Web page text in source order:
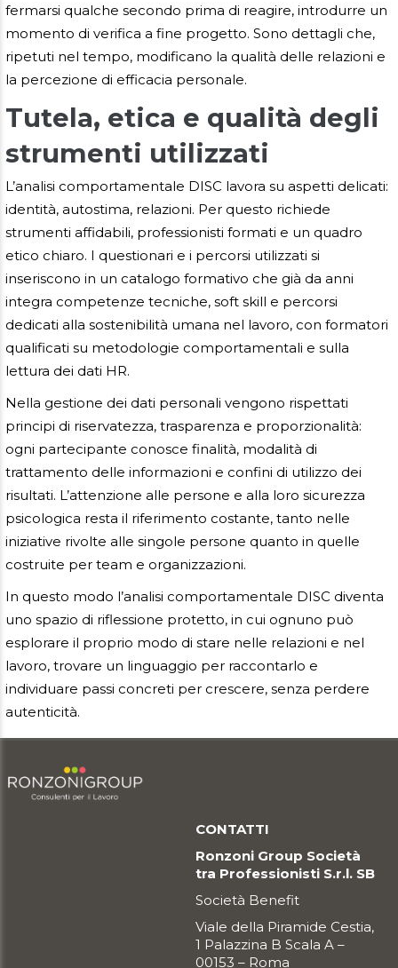
fermarsi qualche secondo prima di reagire, introdurre un
momento di verifica a fine progetto. Sono dettagli che,
ripetuti nel tempo, modificano la qualità delle relazioni e
la percezione di efficacia personale.
Tutela, etica e qualità degli
strumenti utilizzati
L’analisi comportamentale DISC lavora su aspetti delicati:
identità, autostima, relazioni. Per questo richiede
strumenti affidabili, professionisti formati e un quadro
etico chiaro. I questionari e i percorsi utilizzati si
inseriscono in un catalogo formativo che già da anni
integra competenze tecniche, soft skill e percorsi
dedicati alla sostenibilità umana nel lavoro, con formatori
qualificati su metodologie comportamentali e sulla
lettura dei dati HR.
Nella gestione dei dati personali vengono rispettati
principi di riservatezza, trasparenza e proporzionalità:
ogni partecipante conosce finalità, modalità di
trattamento delle informazioni e confini di utilizzo dei
risultati. L’attenzione alle persone e alla loro sicurezza
psicologica resta il riferimento costante, tanto nelle
iniziative rivolte alle singole persone quanto in quelle
costruite per team e organizzazioni.
In questo modo l’analisi comportamentale DISC diventa
uno spazio di riflessione protetto, in cui ognuno può
esplorare il proprio modo di stare nelle relazioni e nel
lavoro, trovare un linguaggio per raccontarlo e
individuare passi concreti per crescere, senza perdere
autenticità.
CONTATTI
Ronzoni Group Società
tra Professionisti S.r.l. SB
Società Benefit
Viale della Piramide Cestia,
1 Palazzina B Scala A –
00153 – Roma